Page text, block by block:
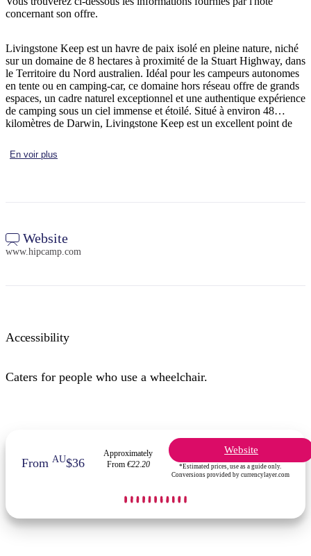
Rechercher:
Sign
concernant son offre.
Livingstone Keep est un havre de paix isolé en pleine nature, niché
sur un domaine de 8 hectares à proximité de la Stuart Highway, dans
le Territoire du Nord australien. Idéal pour les campeurs autonomes
en tente ou en camping-car, ce domaine hors réseau offre de grands
espaces, un cadre naturel exceptionnel et une authentique expérience
de camping sous un ciel immense et étoilé. Situé à environ 48
kilomètres de Darwin, Livingstone Keep est un excellent point de
les parcs nationaux de Litchfield et de Kakadu. Vous serez
également à quelques minutes en voiture de Humpty Doo et de
camping sont disponibles. Bien qu'il n'y ait ni toilettes, ni douches,
ni électricité, ni eau potable, cet aménagement minimaliste est idéal
pour les voyageurs en quête d'une véritable expérience hors réseau.
En voir plus
Website
www.hipcamp.com
Accessibility
Caters for people who use a wheelchair.
FromAU$36
Approximately
From €22.20
Website
*Estimated prices, use as a guide only.
Conversions provided by currencylayer.com